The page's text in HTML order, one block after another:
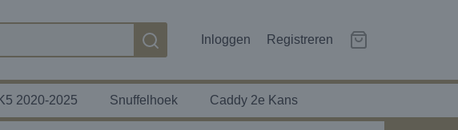
Inloggen Registreren
2020-2025 Snuffelhoek Caddy 2e Kans